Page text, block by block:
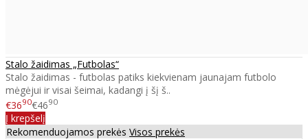
Stalo žaidimas „Futbolas“
Stalo žaidimas - futbolas patiks kiekvienam jaunajam futbolo
mėgėjui ir visai šeimai, kadangi į šį š..
€3690€4690
Į krepšelį
Rekomenduojamos prekės Visos prekės